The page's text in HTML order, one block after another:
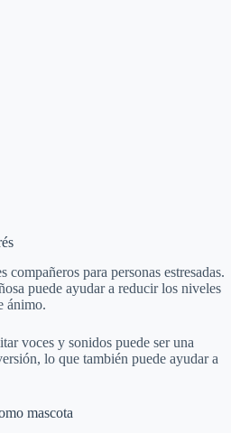
compañeros para personas estresadas.
puede ayudar a reducir los niveles
ánimo.
voces y sonidos puede ser una
lo que también puede ayudar a
mascota